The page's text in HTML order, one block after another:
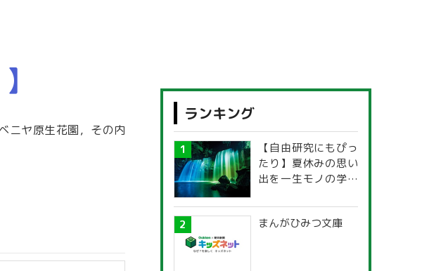
ニヤ原生花園，その内
ランキング
【自由研究にもぴっ
たり】夏休みの思い
出を一生モノの学び
探究ガイド
まんがひみつ文庫